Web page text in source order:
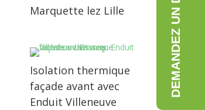
Marquette lez Lille
Isolation thermique
façade avant avec
Enduit Villeneuve